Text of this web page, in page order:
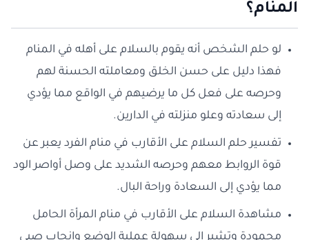
المنام؟
لو حلم الشخص أنه يقوم بالسلام على أهله في المنام
فهذا دليل على حسن الخلق ومعاملته الحسنة لهم
وحرصه على فعل كل ما يرضيهم في الواقع مما يؤدي
إلى سعادته وعلو منزلته في الدارين.
تفسير حلم السلام على الأقارب في منام الفرد يعبر عن
قوة الروابط معهم وحرصه الشديد على وصل أواصر الود
مما يؤدي إلى السعادة وراحة البال.
مشاهدة السلام على الأقارب في منام المرأة الحامل